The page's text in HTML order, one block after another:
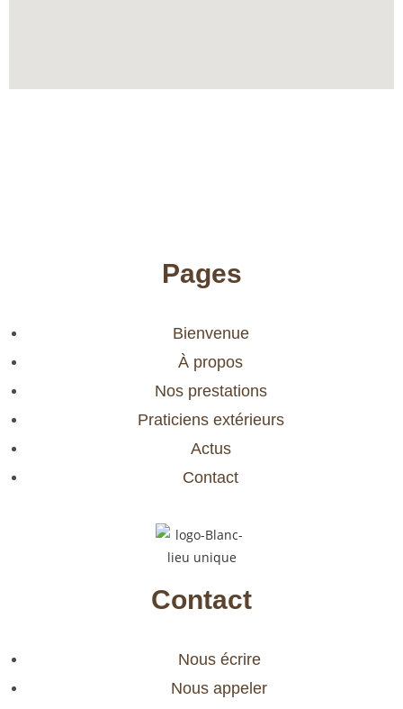
Pages
Bienvenue
À propos
Nos prestations
Praticiens extérieurs
Actus
Contact
Contact
Nous écrire
Nous appeler